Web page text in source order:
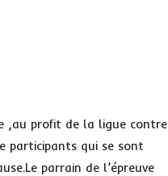
,au profit de la ligue contre
participants qui se sont
parrain de l’épreuve